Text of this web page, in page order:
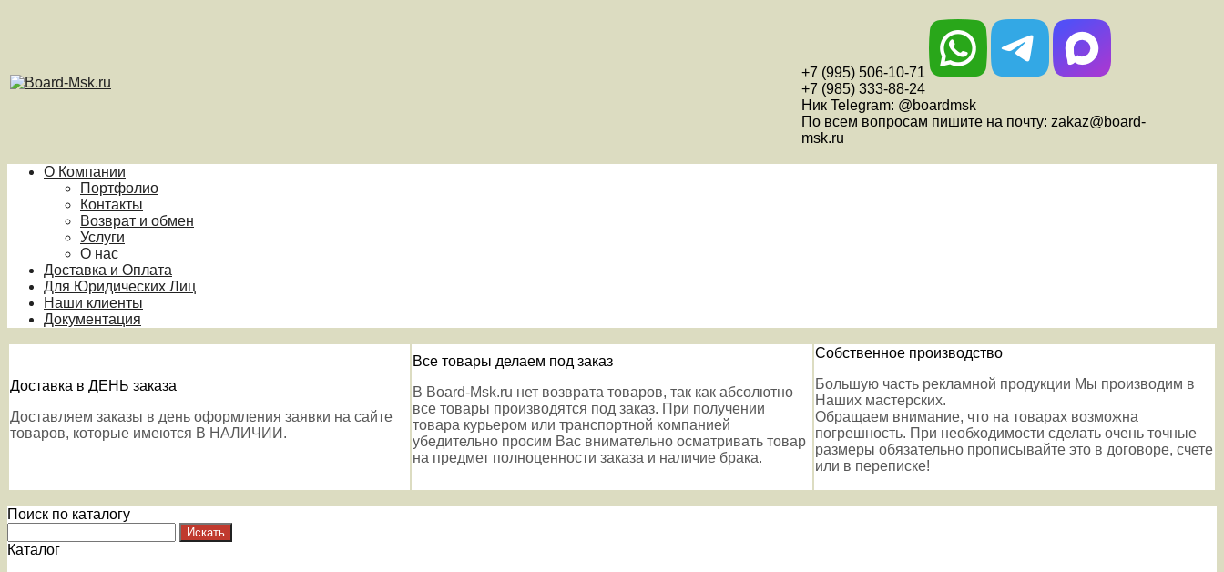
+7 (995) 506-10-71
+7 (985) 333-88-24
Ник Telegram: @boardmsk
По всем вопросам пишите на почту: zakaz@board-
msk.ru
О Компании
Портфолио
Контакты
Возврат и обмен
Услуги
О нас
Доставка и Оплата
Для Юридических Лиц
Наши клиенты
Документация
Доставка в ДЕНЬ заказа
Доставляем заказы в день оформления заявки на сайте
товаров, которые имеются В НАЛИЧИИ.
Все товары делаем под заказ
В Board-Msk.ru нет возврата товаров, так как абсолютно
все товары производятся под заказ. При получении
товара курьером или транспортной компанией
убедительно просим Вас внимательно осматривать товар
на предмет полноценности заказа и наличие брака.
Собственное производство
Большую часть рекламной продукции Мы производим в
Наших мастерских.
Обращаем внимание, что на товарах возможна
погрешность. При необходимости сделать очень точные
размеры обязательно прописывайте это в договоре, счете
или в переписке!
Поиск по каталогу
Каталог